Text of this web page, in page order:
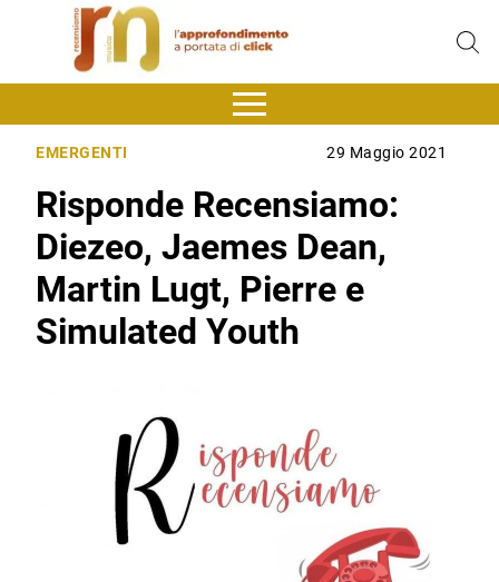
EMERGENTI 29 Maggio 2021
Risponde Recensiamo:
Diezeo, Jaemes Dean,
Martin Lugt, Pierre e
Simulated Youth